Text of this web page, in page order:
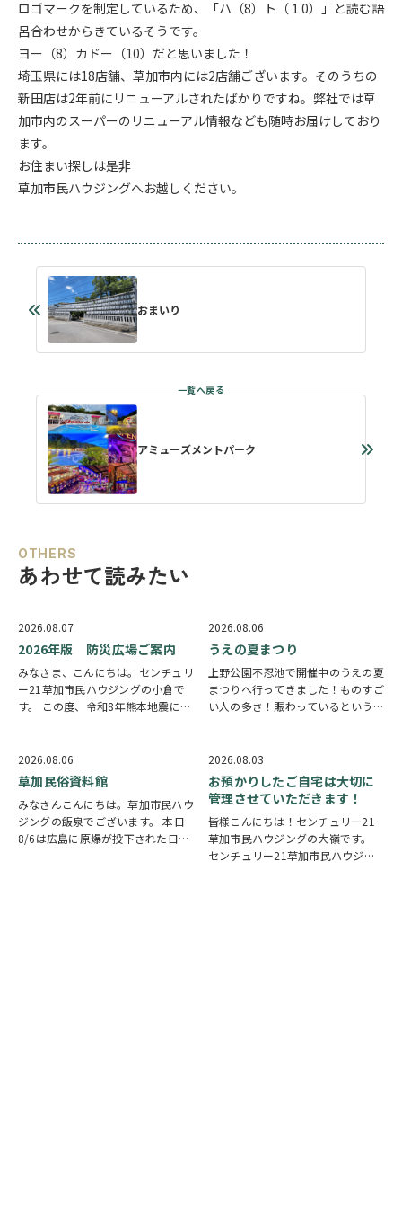
ロゴマークを制定しているため、「ハ（8）ト（１0）」と読む語
呂合わせからきているそうです。
ヨー（8）カドー（10）だと思いました！
埼玉県には18店舗、草加市内には2店舗ございます。そのうちの
新田店は2年前にリニューアルされたばかりですね。弊社では草
加市内のスーパーのリニューアル情報なども随時お届けしており
ます。
お住まい探しは是非
草加市民ハウジングへお越しください。
おまいり
アミューズメントパーク
OTHERS
あわせて読みたい
2026.08.07
2026年版 防災広場ご案内
みなさま、こんにちは。センチュリ
ー21草加市民ハウジングの小倉で
す。 この度、令和8年熊本地震によ
多い国です。草加市においても、他
人事ではなく、日頃から少しでも、
防災意識を高め…
2026.08.06
うえの夏まつり
上野公園不忍池で開催中のうえの夏
まつりへ行ってきました！ものすご
い人の多さ！賑わっているという言
多く皆さん思い思いに夏祭りを楽し
んでいる様子がとても印象的でした
会場にはたく…
2026.08.06
草加民俗資料館
みなさんこんにちは。草加市民ハウ
ジングの飯泉でございます。 本日
8/6は広島に原爆が投下された日に
2026.08.03
お預かりしたご自宅は大切に
管理させていただきます！
皆様こんにちは！センチュリー21
草加市民ハウジングの大嶺です。
センチュリー21草加市民ハウジン